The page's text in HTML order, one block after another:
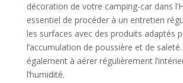
décoration de votre camping-car dans
essentiel de procéder à un entretien
les surfaces avec des produits adaptés
l’accumulation de poussière et de
également à aérer régulièrement
l’humidité.